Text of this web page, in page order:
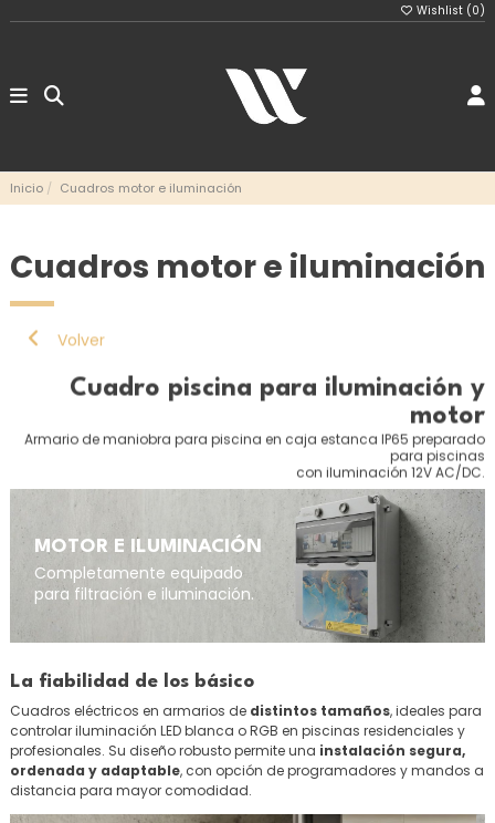
Wishlist (0)
Inicio Cuadros motor e iluminación
Cuadros motor e iluminación
Volver
Cuadro piscina para iluminación y
motor
Armario de maniobra para piscina en caja estanca IP65 preparado
para piscinas
con iluminación 12V AC/DC.
MOTOR E ILUMINACIÓN
Completamente equipado
para filtración e iluminación.
La fiabilidad de los básico
Cuadros eléctricos en armarios de distintos tamaños, ideales para
controlar iluminación LED blanca o RGB en piscinas residenciales y
profesionales. Su diseño robusto permite una instalación segura,
ordenada y adaptable, con opción de programadores y mandos a
distancia para mayor comodidad.